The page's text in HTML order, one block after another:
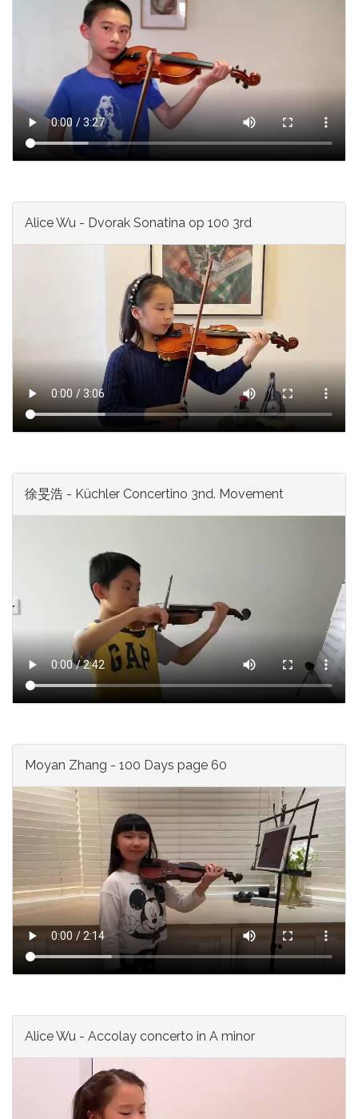
Alice Wu - Dvorak Sonatina op 100 3rd
徐旻浩 - Küchler Concertino 3nd. Movement
Moyan Zhang - 100 Days page 60
Alice Wu - Accolay concerto in A minor